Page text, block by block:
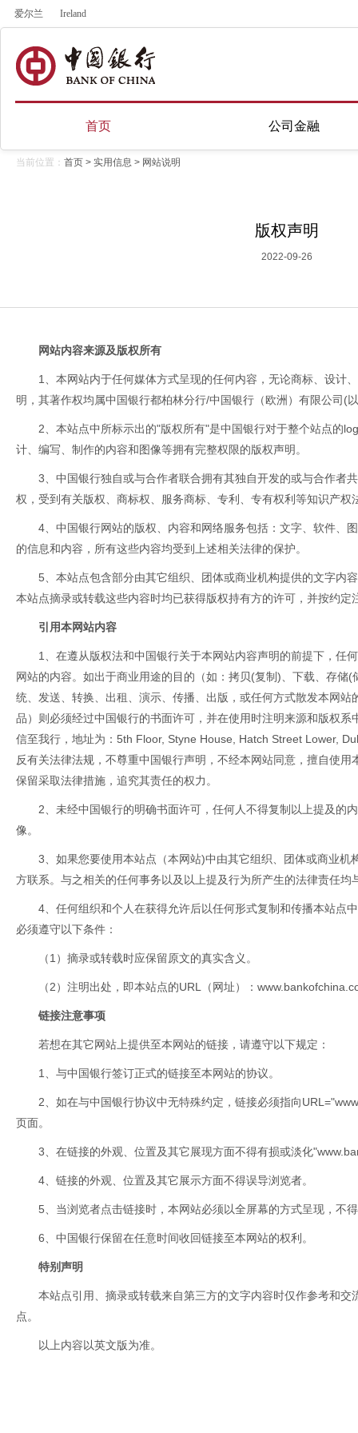
爱尔兰 Ireland
首页 公司金融
当前位置： 首页 > 实用信息 > 网站说明
版权声明
2022-09-26
网站内容来源及版权所有
1、本网站内于任何媒体方式呈现的任何内容，无论商标、设计
明，其著作权均属中国银行都柏林分行/中国银行（欧洲）有限公司(
2、本站点中所标示出的"版权所有"是中国银行对于整个站点的
计、编写、制作的内容和图像等拥有完整权限的版权声明。
3、中国银行独自或与合作者联合拥有其独自开发的或与合作者
权，受到有关版权、商标权、服务商标、专利、专有权利等知识产权
4、中国银行网站的版权、内容和网络服务包括：文字、软件、
的信息和内容，所有这些内容均受到上述相关法律的保护。
5、本站点包含部分由其它组织、团体或商业机构提供的文字内
本站点摘录或转载这些内容时均已获得版权持有方的许可，并按约定
引用本网站内容
1、在遵从版权法和中国银行关于本网站内容声明的前提下，任
网站的内容。如出于商业用途的目的（如：拷贝(复制)、下载、存储
统、发送、转换、出租、演示、传播、出版，或任何方式散发本网
品）则必须经过中国银行的书面许可，并在使用时注明来源和版权
信至我行，地址为：5th Floor, Styne House, Hatch Street Lower,
反有关法律法规，不尊重中国银行声明，不经本网站同意，擅自使
保留采取法律措施，追究其责任的权力。
2、未经中国银行的明确书面许可，任何人不得复制以上提及的
像。
3、如果您要使用本站点（本网站)中由其它组织、团体或商业机
方联系。与之相关的任何事务以及以上提及行为所产生的法律责任均
4、任何组织和个人在获得允许后以任何形式复制和传播本站点
必须遵守以下条件：
（1）摘录或转载时应保留原文的真实含义。
（2）注明出处，即本站点的URL（网址）：
链接注意事项
若想在其它网站上提供至本网站的链接，请遵守以下规定：
1、与中国银行签订正式的链接至本网站的协议。
2、如在与中国银行协议中无特殊约定，链接必须指向
页面。
3、在链接的外观、位置及其它展现方面不得有损或淡化
4、链接的外观、位置及其它展示方面不得误导浏览者。
5、当浏览者点击链接时，本网站必须以全屏幕的方式呈现，不
6、中国银行保留在任意时间收回链接至本网站的权利。
特别声明
本站点引用、摘录或转载来自第三方的文字内容时仅作参考和
点。
以上内容以英文版为准。